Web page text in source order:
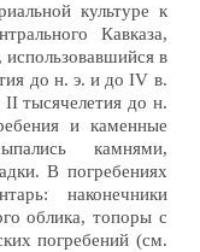
культуре к
Кавказа,
использовавшийся в
до н. э. и до IV в.
тысячелетия до н.
и каменные
камнями,
В погребениях
наконечники
облика, топоры с
погребений (см.